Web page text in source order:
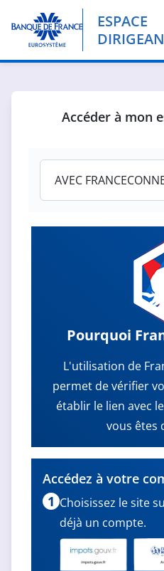
Banque de France
ESPACE
Accéder à mon
Pourquoi
L'utilisation de
permet de vérifier
établir le lien avec
vous êtes
Accédez à votre
1 Choisissez le site
déjà un compte.